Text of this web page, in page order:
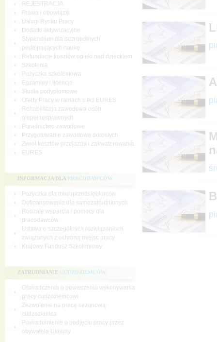
REJESTRACJA
Prawa i obowiązki
Usługi Rynku Pracy
Dodatki aktywizacyjne
Stypendium dla bezrobotnych
podejmujących naukę
Refundacje kosztów opieki nad dzieckiem
Szkolenia
Pożyczka szkoleniowa
Egzaminy i licencje
Studia podyplomowe
Oferty Pracy w ramach sieci EURES
Rehabilitacja zawodowa osób
niepełnosprawnych
Poradnictwo zawodowe
Przygotowanie zawodowe dorosłych
Zwrot kosztów przejazdu i zakwaterowania
EURES
INFORMACJA DLA PRACODAWCÓW
Pożyczka dla mikroprzedsiębiorców
Dofinansowania dla samozatrudnionych
Rodzaje wsparcia i pomocy dla
pracodawców
Ustawa o szczególnych rozwiązaniach
związanych z ochroną miejsc pracy
Krajowy Fundusz Szkoleniowy
ZATRUDNIANIE CUDZOZIEMCÓW
Oświadczenia o powierzeniu wykonywania
pracy cudzoziemcowi
Zezwolenie na pracę sezonową
cudzoziemca
Powiadomienie o podjęciu pracy przez
obywatela Ukrainy